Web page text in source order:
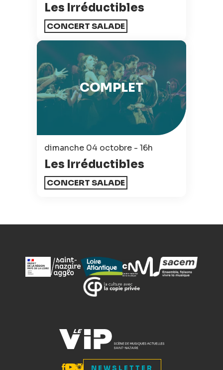
Les Irréductibles
CONCERT SALADE
dimanche 04 octobre - 16h
Les Irréductibles
CONCERT SALADE
COMPLET
NEWSLETTER